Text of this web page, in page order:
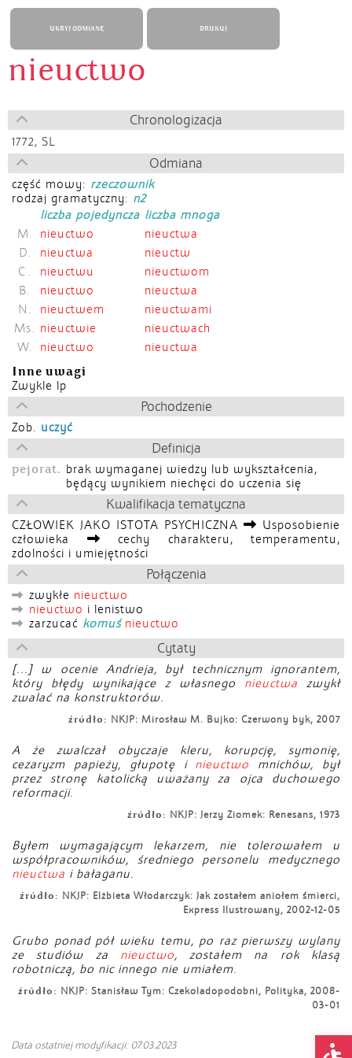
UKRYJ ODMIANĘ DRUKUJ
nieuctwo
Chronologizacja
1772, SL
Odmiana
część mowy: rzeczownik
rodzaj gramatyczny: n2
liczba pojedyncza liczba mnoga
M.
nieuctwo
nieuctwa
D.
nieuctwa
nieuctw
C.
nieuctwu
nieuctwom
B.
nieuctwo
nieuctwa
N.
nieuctwem
nieuctwami
Ms. nieuctwie
nieuctwach
W.
nieuctwo nieuctwa
Inne uwagi
Zwykle lp
Pochodzenie
Zob. uczyć
Definicja
pejorat. brak wymaganej wiedzy lub wykształcenia,
będący wynikiem niechęci do uczenia się
Kwalifikacja tematyczna
CZŁOWIEK JAKO ISTOTA PSYCHICZNA
Usposobienie
człowieka
cechy charakteru, temperamentu,
zdolności i umiejętności
Połączenia
zwykłe nieuctwo
nieuctwo i lenistwo
zarzucać komuś nieuctwo
Cytaty
[...] w ocenie Andrieja, był technicznym ignorantem,
który błędy wynikające z własnego nieuctwa zwykł
zwalać na konstruktorów.
źródło: NKJP: Mirosław M. Bujko: Czerwony byk, 2007
A że zwalczał obyczaje kleru, korupcję, symonię,
cezaryzm papieży, głupotę i nieuctwo mnichów, był
przez stronę katolicką uważany za ojca duchowego
reformacji.
źródło: NKJP: Jerzy Ziomek: Renesans, 1973
Byłem wymagającym lekarzem, nie tolerowałem u
współpracowników, średniego personelu medycznego
nieuctwa i bałaganu.
źródło: NKJP: Elżbieta Włodarczyk: Jak zostałem aniołem śmierci,
Express Ilustrowany, 2002-12-05
Grubo ponad pół wieku temu, po raz pierwszy wylany
ze studiów za nieuctwo, zostałem na rok klasą
robotniczą, bo nic innego nie umiałem.
źródło: NKJP: Stanisław Tym: Czekoladopodobni, Polityka, 2008-
03-01
Data ostatniej modyfikacji: 07.03.2023